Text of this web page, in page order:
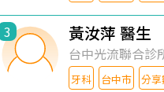
3 黃汝萍 醫生
台中光流聯合診
牙科 台中市 分